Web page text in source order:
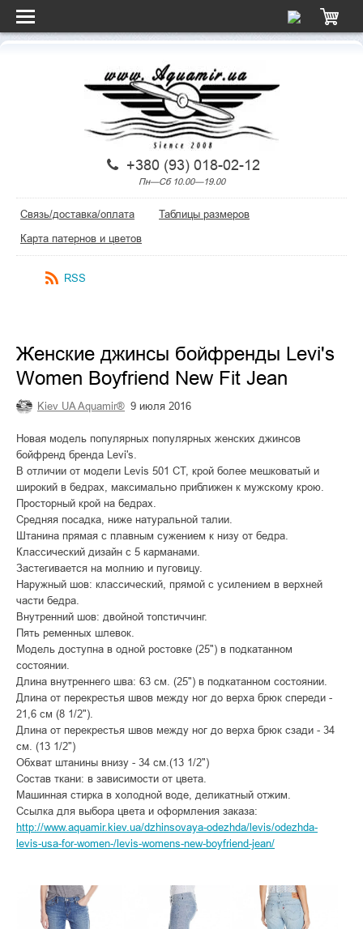
+380 (93) 018-02-12
Пн—Сб 10.00—19.00
Связь/доставка/оплата
Таблицы размеров
Карта патернов и цветов
RSS
Женские джинсы бойфренды Levi's
Women Boyfriend New Fit Jean
Kiev UA Aquamir® 9 июля 2016
Новая модель популярных популярных женских джинсов
бойфренд бренда Levi's.
В отличии от модели Levis 501 CT, крой более мешковатый и
широкий в бедрах, максимально приближен к мужскому крою.
Просторный крой на бедрах.
Средняя посадка, ниже натуральной талии.
Штанина прямая с плавным сужением к низу от бедра.
Классический дизайн с 5 карманами.
Застегивается на молнию и пуговицу.
Наружный шов: классический, прямой с усилением в верхней
части бедра.
Внутренний шов: двойной топстиччинг.
Пять ременных шлевок.
Модель доступна в одной ростовке (25") в подкатанном
состоянии.
Длина внутреннего шва: 63 см. (25") в подкатанном состоянии.
Длина от перекрестья швов между ног до верха брюк спереди -
21,6 см (8 1/2").
Длина от перекрестья швов между ног до верха брюк сзади - 34
см. (13 1/2")
Обхват штанины внизу - 34 см.(13 1/2")
Состав ткани: в зависимости от цвета.
Машинная стирка в холодной воде, деликатный отжим.
Ссылка для выбора цвета и оформления заказа:
http://www.aquamir.kiev.ua/dzhinsovaya-odezhda/levis/odezhda-
levis-usa-for-women-/levis-womens-new-boyfriend-jean/